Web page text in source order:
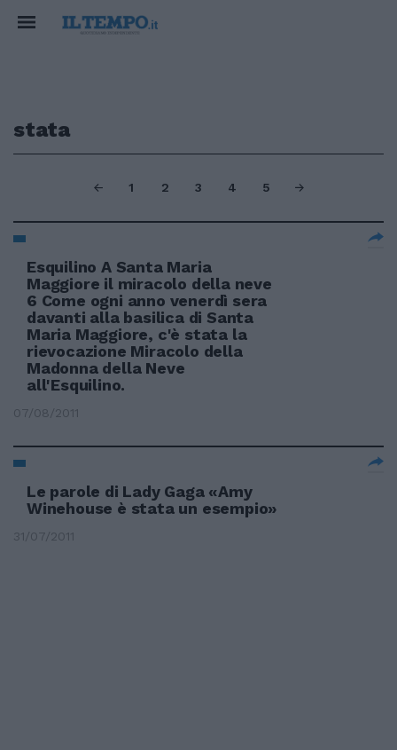
stata
1 2 3 4 5
Esquilino A Santa Maria
Maggiore il miracolo della neve
6 Come ogni anno venerdì sera
davanti alla basilica di Santa
Maria Maggiore, c'è stata la
rievocazione Miracolo della
Madonna della Neve
all'Esquilino.
07/08/2011
Le parole di Lady Gaga «Amy
Winehouse è stata un esempio»
31/07/2011